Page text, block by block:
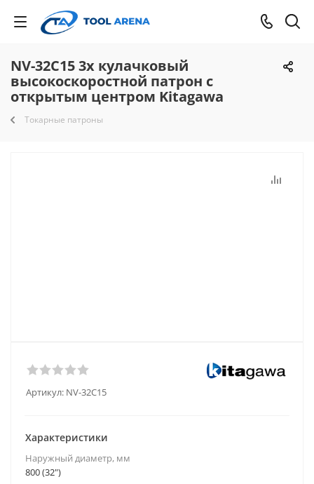
NV-32C15 3х кулачковый
высокоскоростной патрон с
открытым центром Kitagawa
Токарные патроны
Артикул: NV-32C15
Характеристики
Наружный диаметр, мм
800 (32")